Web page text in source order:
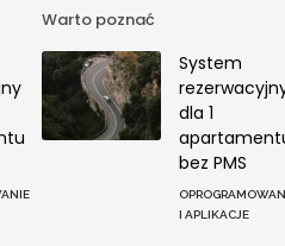
Warto poznać
System
dla 1
bez PMS
I APLIKACJE